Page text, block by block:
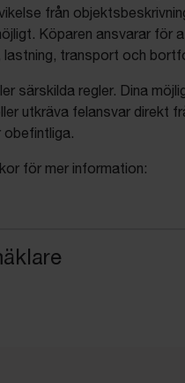
från
Köparen ansvarar för
transport och
särskilda regler. Dina
utkräva felansvar direkt
för mer information: